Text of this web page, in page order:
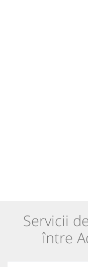
Servicii
între